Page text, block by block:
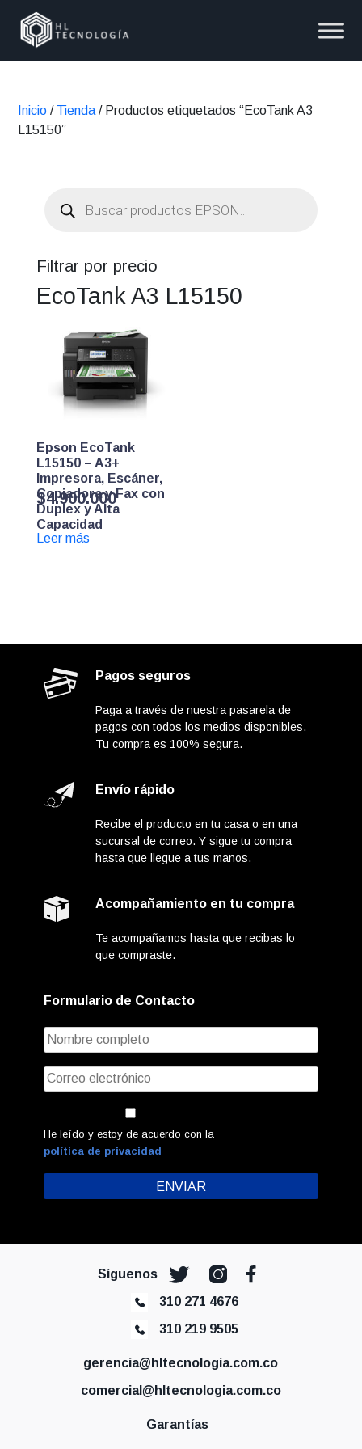
Inicio / Tienda / Productos etiquetados “EcoTank A3
L15150”
productos
Filtrar por precio
EcoTank A3 L15150
Epson EcoTank
L15150 – A3+
Impresora, Escáner,
Copiadora y Fax con
Duplex y Alta
Capacidad
$4.900.000
Leer más
Pagos seguros
Paga a través de nuestra pasarela de
pagos con todos los medios disponibles.
Tu compra es 100% segura.
Envío rápido
Recibe el producto en tu casa o en una
sucursal de correo. Y sigue tu compra
hasta que llegue a tus manos.
Acompañamiento en tu compra
Te acompañamos hasta que recibas lo
que compraste.
Formulario de Contacto
He leído y estoy de acuerdo con la
política de privacidad
Síguenos
310 271 4676
310 219 9505
gerencia@hltecnologia.com.co
comercial@hltecnologia.com.co
Garantías